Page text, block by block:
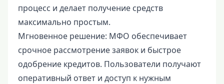
процесс и делает получение средств
максимально простым.
Мгновенное решение: МФО обеспечивает
срочное рассмотрение заявок и быстрое
одобрение кредитов. Пользователи получают
оперативный ответ и доступ к нужным